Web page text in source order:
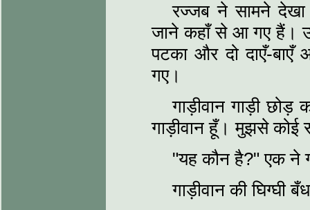
रज्जब ने सामने
जाने कहाँ से आ गए हैं।
पटका और दो दाएँ-
गए।
गाड़ीवान गाड़ी
गाड़ीवान हूँ। मुझसे कोई
"यह कौन है?" एक ने
गाड़ीवान की घिग्घी